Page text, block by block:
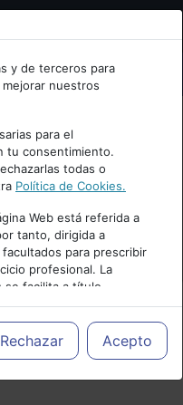
Cancelar
y de terceros para
nuestros
para el
tu consentimiento.
todas o
Política de Cookies.
Web está referida a
tanto, dirigida a
para prescribir
profesional. La
se facilita a título
de los
y decidir, en
adecuado a las
Rechazar Acepto